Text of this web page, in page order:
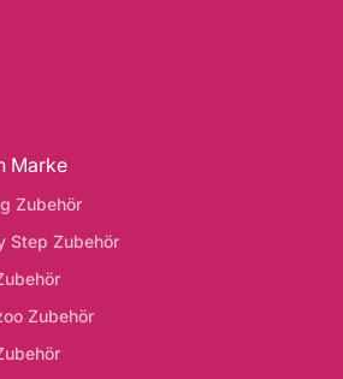
Marke
Zubehör
Step Zubehör
Zubehör